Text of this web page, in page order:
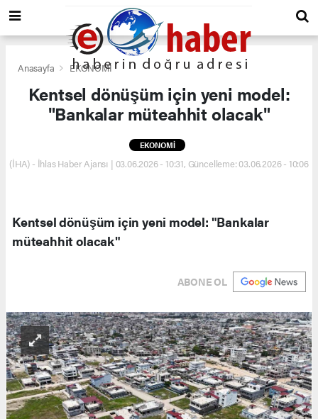
Anasayfa EKONOMİ
Kentsel dönüşüm için yeni model:
"Bankalar müteahhit olacak"
EKONOMİ
(İHA) - İhlas Haber Ajansı | 03.06.2026 - 10:31, Güncelleme: 03.06.2026 - 10:06
Kentsel dönüşüm için yeni model: "Bankalar
müteahhit olacak"
ABONE OL